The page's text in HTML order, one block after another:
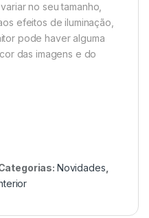
no seu tamanho,
efeitos de iluminação,
pode haver alguma
das imagens e do
Novidades